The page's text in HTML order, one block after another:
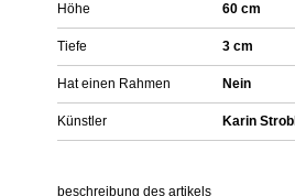
Höhe 60 cm
Tiefe 3 cm
Hat einen Rahmen Nein
Künstler Karin Strobl
beschreibung des artikels